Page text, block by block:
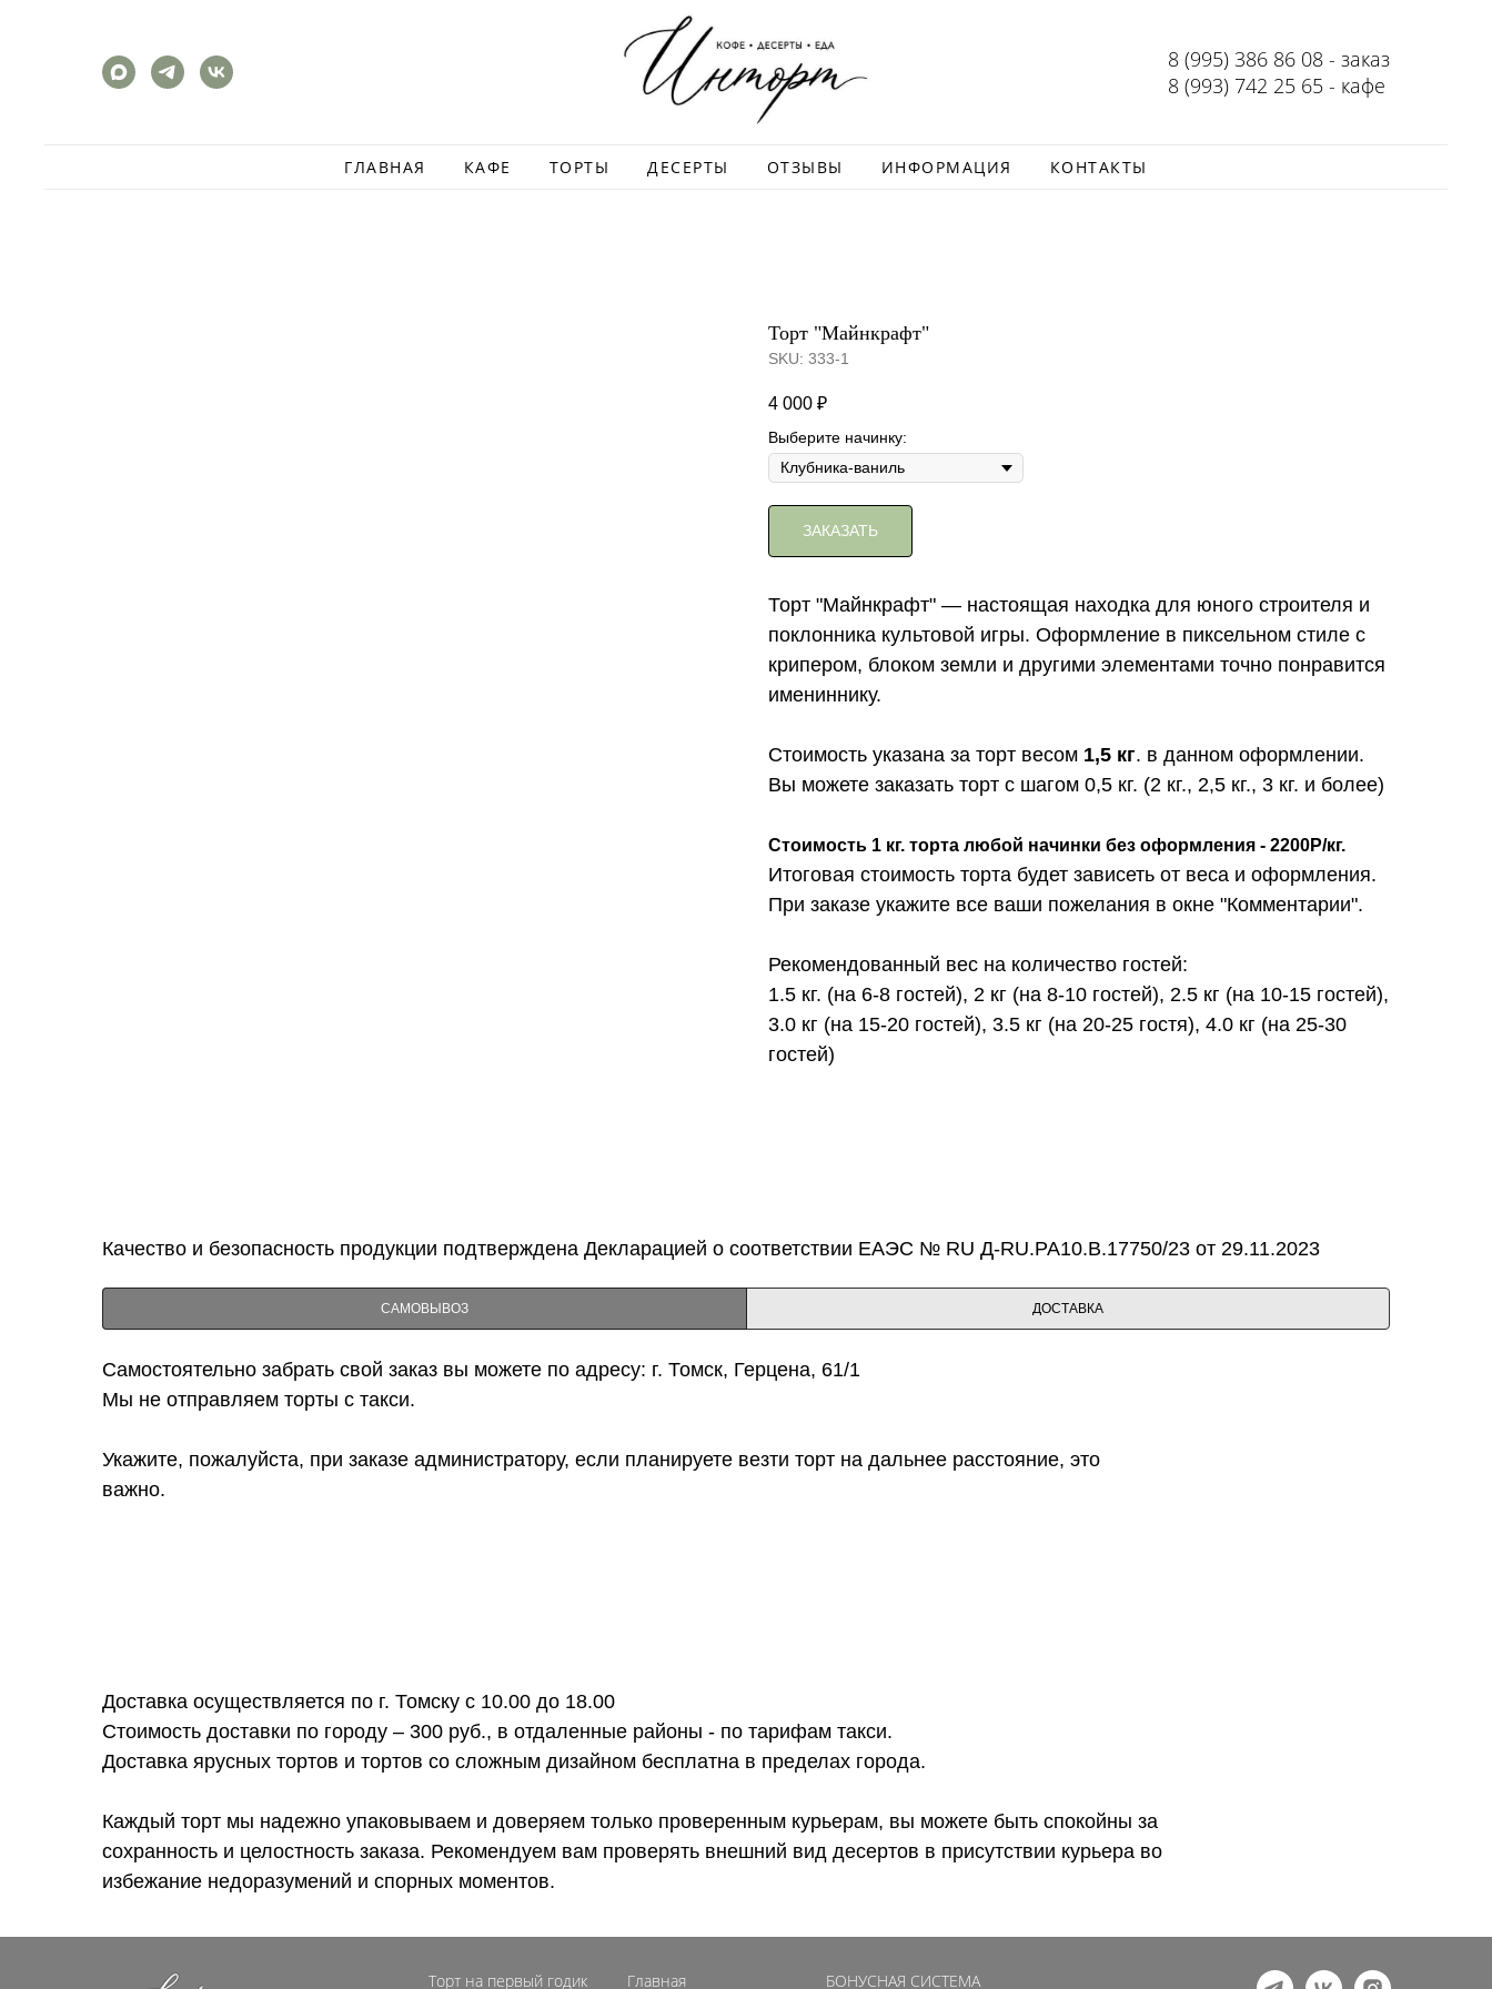
8 (995) 386 86 08 - заказ
8 (993) 742 25 65 - кафе
ГЛАВНАЯ КАФЕ ТОРТЫ ДЕСЕРТЫ ОТЗЫВЫ ИНФОРМАЦИЯ КОНТАКТЫ
Торт "Майнкрафт"
SKU: 333-1
4 000 ₽
Выберите начинку:
ЗАКАЗАТЬ
Торт "Майнкрафт" — настоящая находка для юного строителя и
поклонника культовой игры. Оформление в пиксельном стиле с
крипером, блоком земли и другими элементами точно понравится
имениннику.
Стоимость указана за торт весом 1,5 кг. в данном оформлении.
Вы можете заказать торт с шагом 0,5 кг. (2 кг., 2,5 кг., 3 кг. и более)
Стоимость 1 кг. торта любой начинки без оформления - 2200Р/кг.
Итоговая стоимость торта будет зависеть от веса и оформления.
При заказе укажите все ваши пожелания в окне "Комментарии".
Рекомендованный вес на количество гостей:
1.5 кг. (на 6-8 гостей), 2 кг (на 8-10 гостей), 2.5 кг (на 10-15 гостей),
3.0 кг (на 15-20 гостей), 3.5 кг (на 20-25 гостя), 4.0 кг (на 25-30
гостей)
Качество и безопасность продукции подтверждена Декларацией о соответствии ЕАЭС № RU Д-RU.PA10.B.17750/23 от 29.11.2023
САМОВЫВОЗ ДОСТАВКА
Самостоятельно забрать свой заказ вы можете по адресу: г. Томск, Герцена, 61/1
Мы не отправляем торты с такси.
Укажите, пожалуйста, при заказе администратору, если планируете везти торт на дальнее расстояние, это
важно.
Доставка осуществляется по г. Томску с 10.00 до 18.00
Стоимость доставки по городу – 300 руб., в отдаленные районы - по тарифам такси.
Доставка ярусных тортов и тортов со сложным дизайном бесплатна в пределах города.
Каждый торт мы надежно упаковываем и доверяем только проверенным курьерам, вы можете быть спокойны за
сохранность и целостность заказа. Рекомендуем вам проверять внешний вид десертов в присутствии курьера во
избежание недоразумений и спорных моментов.
Торт на первый годик Главная БОНУСНАЯ СИСТЕМА